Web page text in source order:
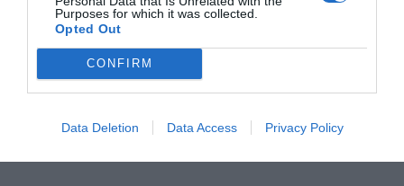
Purposes for which it was collected.
Opted Out
CONFIRM
Data Deletion Data Access Privacy Policy